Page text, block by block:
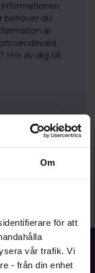
Om
för att
vår trafik. Vi
- från din enhet
behöver du
är
Hör av dig till